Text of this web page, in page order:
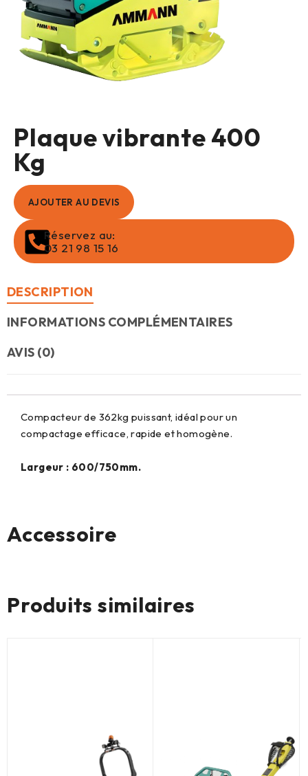
Plaque vibrante 400
Kg
AJOUTER AU DEVIS
Réservez au:
03 21 98 15 16
DESCRIPTION
INFORMATIONS COMPLÉMENTAIRES
AVIS (0)
Compacteur de 362kg puissant, idéal pour un
compactage efficace, rapide et homogène.
Largeur : 600/750mm.
Accessoire
Produits similaires